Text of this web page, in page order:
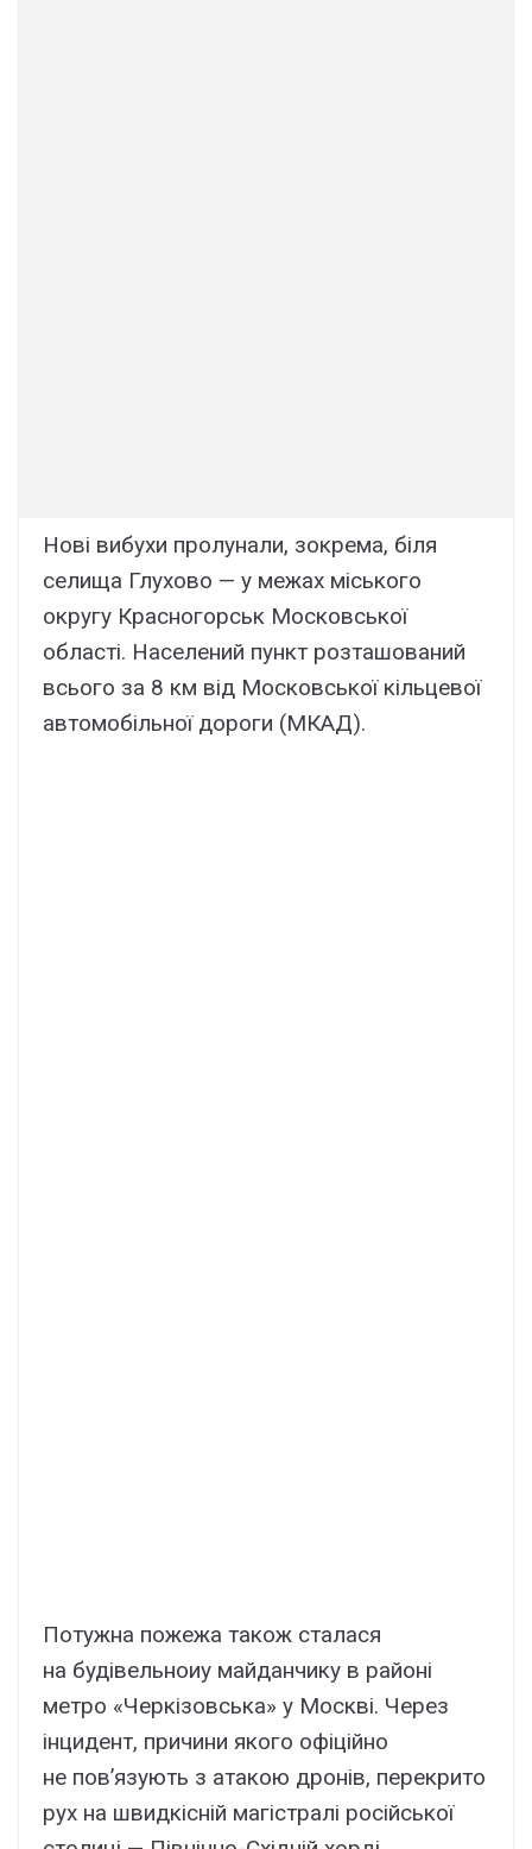
Нові вибухи пролунали, зокрема, біля
селища Глухово — у межах міського
округу Красногорськ Московської
області. Населений пункт розташований
всього за 8 км від Московської кільцевої
автомобільної дороги (МКАД).
Потужна пожежа також сталася
на будівельноиу майданчику в районі
метро «Черкізовська» у Москві. Через
інцидент, причини якого офіційно
не пов’язують з атакою дронів, перекрито
рух на швидкісній магістралі російської